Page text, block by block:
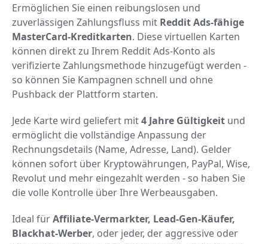
Ermöglichen Sie einen reibungslosen und
zuverlässigen Zahlungsfluss mit Reddit Ads-fähige
MasterCard-Kreditkarten. Diese virtuellen Karten
können direkt zu Ihrem Reddit Ads-Konto als
verifizierte Zahlungsmethode hinzugefügt werden -
so können Sie Kampagnen schnell und ohne
Pushback der Plattform starten.
Jede Karte wird geliefert mit4 Jahre Gültigkeit und
ermöglicht die vollständige Anpassung der
Rechnungsdetails (Name, Adresse, Land). Gelder
können sofort über Kryptowährungen, PayPal, Wise,
Revolut und mehr eingezahlt werden - so haben Sie
die volle Kontrolle über Ihre Werbeausgaben.
Ideal fürAffiliate-Vermarkter, Lead-Gen-Käufer,
Blackhat-Werber, oder jeder, der aggressive oder